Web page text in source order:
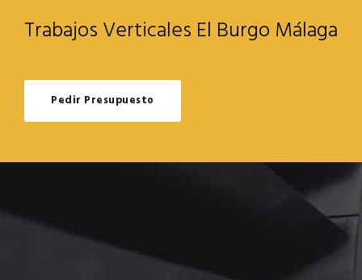
Trabajos Verticales El Burgo Málaga
Pedir Presupuesto